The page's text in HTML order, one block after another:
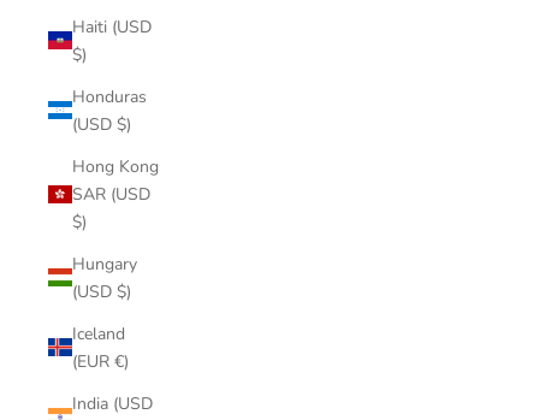
Haiti (USD
$)
Honduras
(USD $)
Hong Kong
SAR (USD
$)
Hungary
(USD $)
Iceland
(EUR €)
India (USD